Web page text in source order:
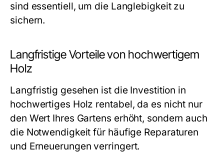
sind essentiell, um die Langlebigkeit zu
sichern.
Langfristige Vorteile von hochwertigem
Holz
Langfristig gesehen ist die Investition in
hochwertiges Holz rentabel, da es nicht nur
den Wert Ihres Gartens erhöht, sondern auch
die Notwendigkeit für häufige Reparaturen
und Erneuerungen verringert.